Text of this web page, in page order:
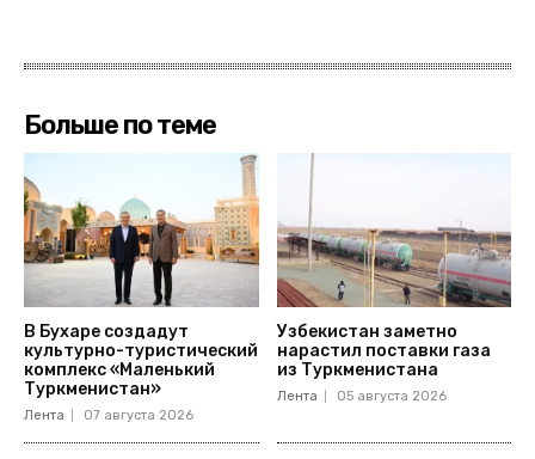
Больше по теме
В Бухаре создадут
культурно-туристический
комплекс «Маленький
Туркменистан»
Лента 07 августа 2026
Узбекистан заметно
нарастил поставки газа
из Туркменистана
Лента 05 августа 2026